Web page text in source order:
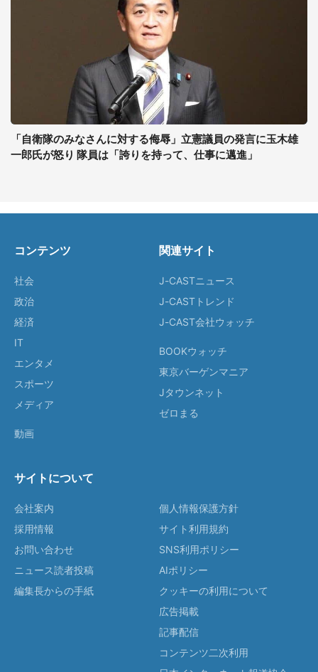
「自衛隊のみなさんに対する侮辱」立憲議員の発言に玉木雄
一郎氏が怒り 隊員は「誇りを持って、仕事に邁進」
コンテンツ
社会
政治
経済
IT
エンタメ
スポーツ
メディア
動画
関連サイト
J-CASTニュース
J-CASTトレンド
J-CAST会社ウォッチ
BOOKウォッチ
東京バーゲンマニア
Jタウンネット
ゼロまる
サイトについて
会社案内
採用情報
お問い合わせ
ニュース読者投稿
編集長からの手紙
個人情報保護方針
サイト利用規約
SNS利用ポリシー
AIポリシー
クッキーの利用について
広告掲載
記事配信
コンテンツ二次利用